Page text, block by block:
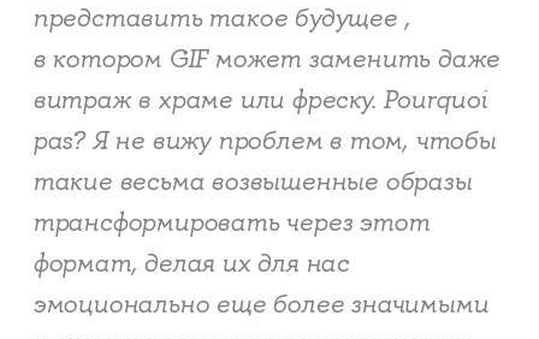
представить такое будущее ,
в котором GIF может заменить даже
витраж в храме или фреску. Pourquoi
pas? Я не вижу проблем в том, чтобы
такие весьма возвышенные образы
трансформировать через этот
формат, делая их для нас
эмоционально еще более значимыми